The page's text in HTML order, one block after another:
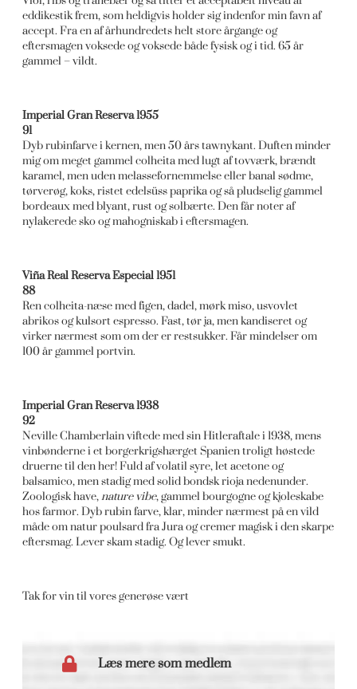
eddikestik frem, som heldigvis holder sig indenfor min favn af
accept. Fra en af århundredets helt store årgange og
eftersmagen voksede og voksede både fysisk og i tid. 65 år
gammel – vildt.
Imperial Gran Reserva 1955
91
Dyb rubinfarve i kernen, men 50 års tawnykant. Duften minder
mig om meget gammel colheita med lugt af tovværk, brændt
karamel, men uden melassefornemmelse eller banal sødme,
tørverøg, koks, ristet edelsüss paprika og så pludselig gammel
bordeaux med blyant, rust og solbærte. Den får noter af
nylakerede sko og mahogniskab i eftersmagen.
Viña Real Reserva Especial 1951
88
Ren colheita-næse med figen, dadel, mørk miso, usvovlet
abrikos og kulsort espresso. Fast, tør ja, men kandiseret og
virker nærmest som om der er restsukker. Får mindelser om
100 år gammel portvin.
Imperial Gran Reserva 1938
92
Neville Chamberlain viftede med sin Hitleraftale i 1938, mens
vinbønderne i et borgerkrigshærget Spanien troligt høstede
druerne til den her! Fuld af volatil syre, let acetone og
balsamico, men stadig med solid bondsk rioja nedenunder.
Zoologisk have,nature vibe, gammel bourgogne og kjoleskabe
hos farmor. Dyb rubin farve, klar, minder nærmest på en vild
måde om natur poulsard fra Jura og cremer magisk i den skarpe
eftersmag. Lever skam stadig. Og lever smukt.
Tak for vin til vores generøse vært
Læs mere som medlem